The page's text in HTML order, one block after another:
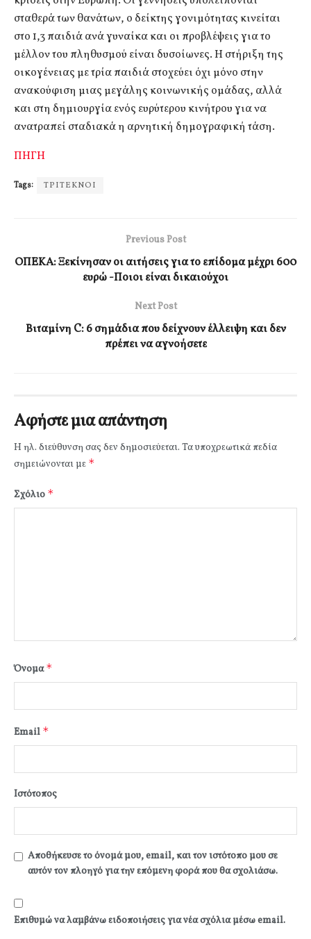
σταθερά των θανάτων, ο δείκτης γονιμότητας κινείται
στο 1,3 παιδιά ανά γυναίκα και οι προβλέψεις για το
μέλλον του πληθυσμού είναι δυσοίωνες. Η στήριξη της
οικογένειας με τρία παιδιά στοχεύει όχι μόνο στην
ανακούφιση μιας μεγάλης κοινωνικής ομάδας, αλλά
και στη δημιουργία ενός ευρύτερου κινήτρου για να
ανατραπεί σταδιακά η αρνητική δημογραφική τάση.
ΠΗΓΗ
Tags: ΤΡΙΤΕΚΝΟΙ
Previous Post
ΟΠΕΚΑ: Ξεκίνησαν οι αιτήσεις για το επίδομα μέχρι 600
ευρώ -Ποιοι είναι δικαιούχοι
Next Post
Βιταμίνη C: 6 σημάδια που δείχνουν έλλειψη και δεν
πρέπει να αγνοήσετε
Αφήστε μια απάντηση
Η ηλ. διεύθυνση σας δεν δημοσιεύεται. Τα υποχρεωτικά πεδία
σημειώνονται με *
Σχόλιο *
Όνομα*
Email *
Ιστότοπος
Αποθήκευσε το όνομά μου, email, και τον ιστότοπο μου σε
αυτόν τον πλοηγό για την επόμενη φορά που θα σχολιάσω.
Επιθυμώ να λαμβάνω ειδοποιήσεις για νέα σχόλια μέσω email.